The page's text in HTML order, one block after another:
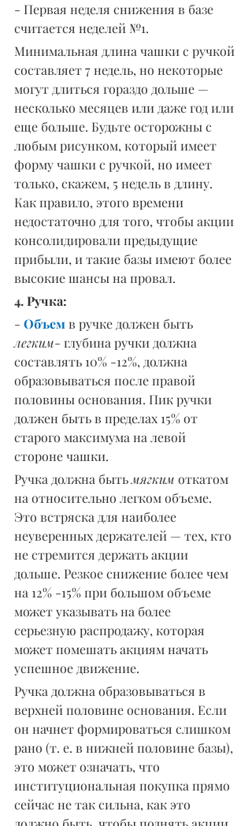
- Первая неделя снижения в базе
считается неделей №1.
Минимальная длина чашки с ручкой
составляет 7 недель, но некоторые
могут длиться гораздо дольше —
несколько месяцев или даже год или
еще больше. Будьте осторожны с
любым рисунком, который имеет
форму чашки с ручкой, но имеет
только, скажем, 5 недель в длину.
Как правило, этого времени
недостаточно для того, чтобы акции
консолидировали предыдущие
прибыли, и такие базы имеют более
высокие шансы на провал.
4. Ручка:
- Объем в ручке должен быть
легким- глубина ручки должна
составлять 10% -12%, должна
образовываться после правой
половины основания. Пик ручки
должен быть в пределах 15% от
старого максимума на левой
стороне чашки.
Ручка должна быть мягким откатом
на относительно легком объеме.
Это встряска для наиболее
неуверенных держателей — тех, кто
не стремится держать акции
дольше. Резкое снижение более чем
на 12% -15% при большом объеме
может указывать на более
серьезную распродажу, которая
может помешать акциям начать
успешное движение.
Ручка должна образовываться в
верхней половине основания. Если
он начнет формироваться слишком
рано (т. е. в нижней половине базы),
это может означать, что
институциональная покупка прямо
сейчас не так сильна, как это